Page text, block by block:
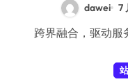
dawei 7
跨界融合，驱动